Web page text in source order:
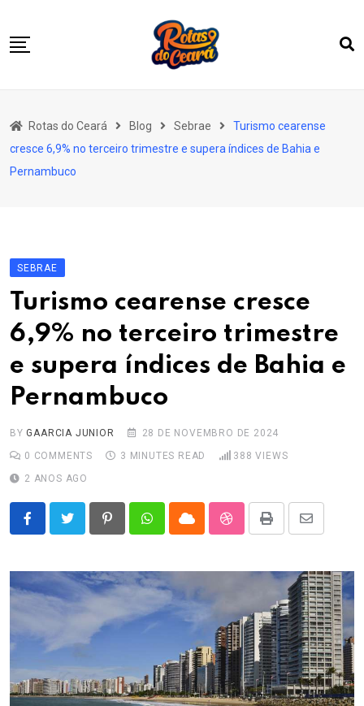
to
content
Quem Somos
Nossas Rotas
Rotas do Ceará Blog Sebrae
Turismo cearense
cresce 6,9% no terceiro trimestre e supera índices de Bahia e
Pernambuco
SEBRAE
Turismo cearense cresce
6,9% no terceiro trimestre
e supera índices de Bahia e
Pernambuco
BY GAARCIA JUNIOR
28 DE NOVEMBRO DE 2024
0 COMMENTS 3 MINUTES READ 388 VIEWS
2 ANOS AGO
PinterestWhatsappCloud StumbleUpon
Print
Share
Email